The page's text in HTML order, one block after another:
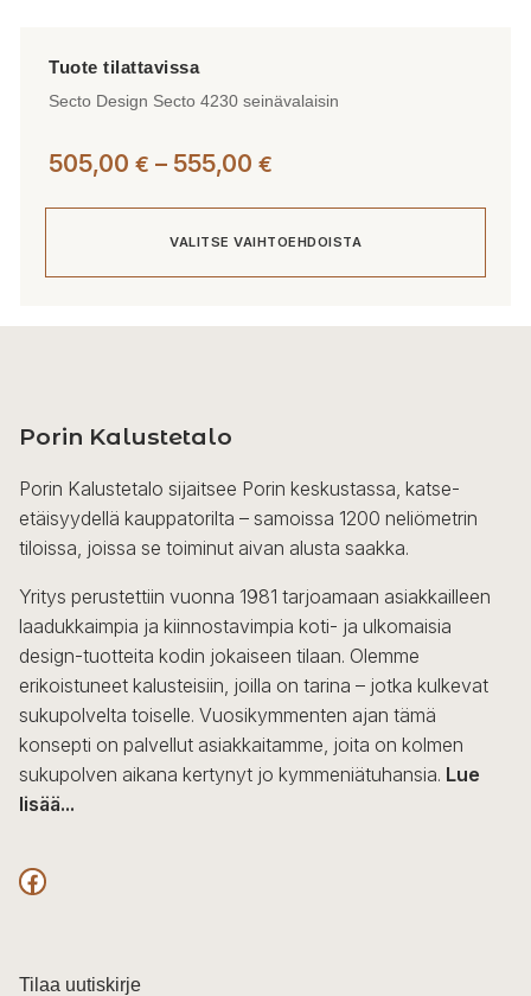
Secto Design Secto 4230 seinävalaisin
505,00 € – 555,00 €
555,00 €
VALITSE VAIHTOEHDOISTA
muunnelma.
tehdä
valinnat
tuotteen
sivulla.
Porin Kalustetalo
Porin Kalustetalo sijaitsee Porin keskustassa, katse-
etäisyydellä kauppatorilta – samoissa 1200 neliömetrin
tiloissa, joissa se toiminut aivan alusta saakka.
Yritys perustettiin vuonna 1981 tarjoamaan asiakkailleen
laadukkaimpia ja kiinnostavimpia koti- ja ulkomaisia
design-tuotteita kodin jokaiseen tilaan. Olemme
erikoistuneet kalusteisiin, joilla on tarina – jotka kulkevat
sukupolvelta toiselle. Vuosikymmenten ajan tämä
konsepti on palvellut asiakkaitamme, joita on kolmen
sukupolven aikana kertynyt jo kymmeniätuhansia. Lue
lisää...
F
c
Tilaa uutiskirje